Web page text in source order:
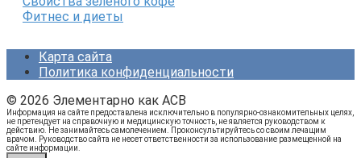
Фитнес и диеты
Карта сайта
Политика конфиденциальности
© 2026 Элементарно как ACB
Информация на сайте предоставлена исключительно в популярно-ознакомительных целях,
не претендует на справочную и медицинскую точность, не является руководством к
действию. Не занимайтесь самолечением. Проконсультируйтесь со своим лечащим
врачом. Руководство сайта не несет ответственности за использование размещенной на
сайте информации.